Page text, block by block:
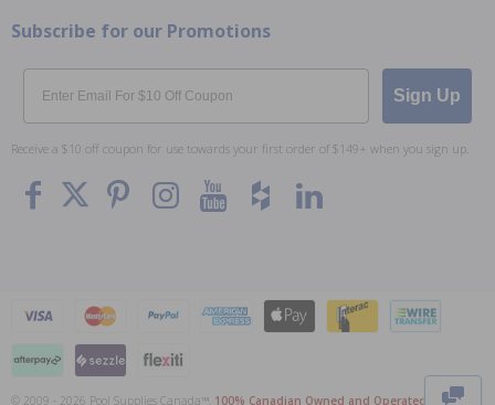
Subscribe for our Promotions
Email
Sign Up
Receive a $10 off coupon for use towards your first order of $149+ when you sign up.
© 2009 - 2026 Pool Supplies Canada™, 100% Canadian Owned and Operated . Tous les